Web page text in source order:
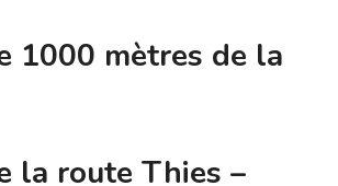
1000 mètres de la
la route Thies –